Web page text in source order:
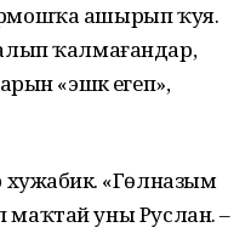
ашырып ҡуя.
ҡалмағандар,
«эшкә егеп»,
«Гөлназым
маҡтай уны Руслан. –